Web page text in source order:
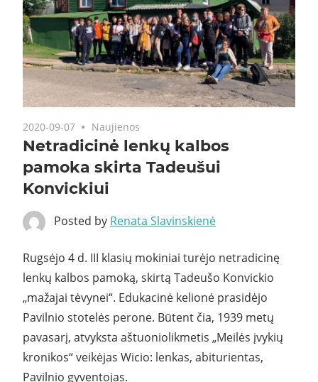
2020-09-07 Naujienos
Netradicinė lenkų kalbos
pamoka skirta Tadeušui
Konvickiui
Posted by Renata Slavinskienė
Rugsėjo 4 d. III klasių mokiniai turėjo netradicinę
lenkų kalbos pamoką, skirtą Tadeušo Konvickio
„mažajai tėvynei“. Edukacinė kelionė prasidėjo
Pavilnio stotelės perone. Būtent čia, 1939 metų
pavasarį, atvyksta aštuoniolikmetis „Meilės įvykių
kronikos“ veikėjas Wicio: lenkas, abiturientas,
Pavilnio gyventojas.